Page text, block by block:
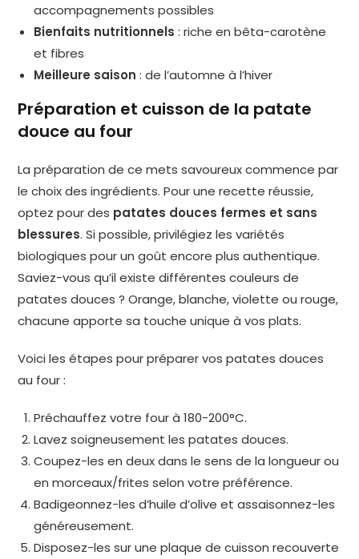
accompagnements possibles
Bienfaits nutritionnels : riche en bêta-carotène
et fibres
Meilleure saison : de l’automne à l’hiver
Préparation et cuisson de la patate
douce au four
La préparation de ce mets savoureux commence par
le choix des ingrédients. Pour une recette réussie,
optez pour des patates douces fermes et sans
blessures. Si possible, privilégiez les variétés
biologiques pour un goût encore plus authentique.
Saviez-vous qu’il existe différentes couleurs de
patates douces ? Orange, blanche, violette ou rouge,
chacune apporte sa touche unique à vos plats.
Voici les étapes pour préparer vos patates douces
au four :
Préchauffez votre four à 180-200°C.
Lavez soigneusement les patates douces.
Coupez-les en deux dans le sens de la longueur ou
en morceaux/frites selon votre préférence.
Badigeonnez-les d’huile d’olive et assaisonnez-les
généreusement.
Disposez-les sur une plaque de cuisson recouverte